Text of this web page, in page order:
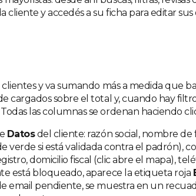
cliente y accedés a su ficha para editar
y va sumando más a medida que
cargados sobre el total y, cuando hay
las columnas se ordenan haciendo
Datosdel cliente: razón social, nombre de
verde si está validada contra el padrón),
domicilio fiscal (clic abre el mapa),
está bloqueado, aparece la etiqueta roja
email pendiente, se muestra en un